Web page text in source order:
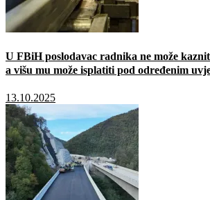
U FBiH poslodavac radnika ne može
a višu mu može isplatiti pod određenim
13.10.2025